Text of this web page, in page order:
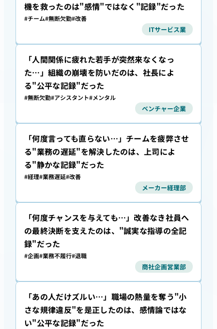
機を救ったのは"感情"ではなく"記録"だった
ITサービス業
#チーム#無断欠勤#改善
「人間関係に疲れた若手が突然来なくなっ
た…」組織の崩壊を防いだのは、社長によ
る"公平な記録"だった
ベンチャー企業
#無断欠勤#アシスタント#メンタル
「何度言っても直らない…」チームを疲弊させ
る"業務の遅延"を解決したのは、上司によ
る"静かな記録"だった
メーカー経理部
#経理#業務遅延#改善
「何度チャンスを与えても…」改善なき社員へ
の最終決断を支えたのは、"誠実な指導の全記
録"だった
商社企画営業部
#企画#業務不履行#退職
「あの人だけズルい…」職場の熱量を奪う"小
さな規律違反"を是正したのは、感情論ではな
い"公平な記録"だった